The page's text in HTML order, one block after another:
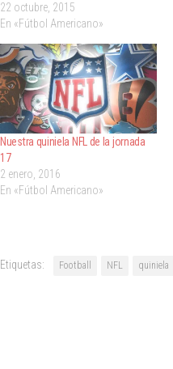
22 octubre, 2015
En «Fútbol Americano»
Nuestra quiniela NFL de la jornada
17
2 enero, 2016
En «Fútbol Americano»
Etiquetas: Football NFL quiniela